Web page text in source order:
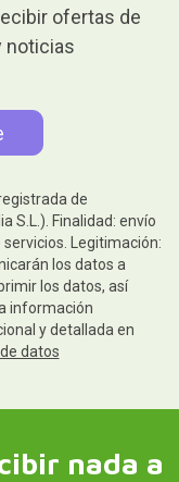
ofertas de
noticias
de
S.L.). Finalidad: envío
Legitimación:
los datos a
los datos, así
información
y detallada en
datos
nada a